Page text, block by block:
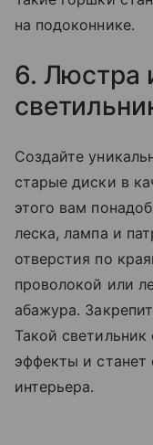
на подоконнике.
6. Люстра
Создайте
старые диски в
этого вам
леска, лампа и
отверстия по
проволокой или
абажура.
Такой
эффекты и
интерьера.